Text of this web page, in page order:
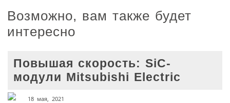
Возможно, вам также будет
интересно
Повышая скорость: SiC-
модули Mitsubishi Electric
18 мая, 2021